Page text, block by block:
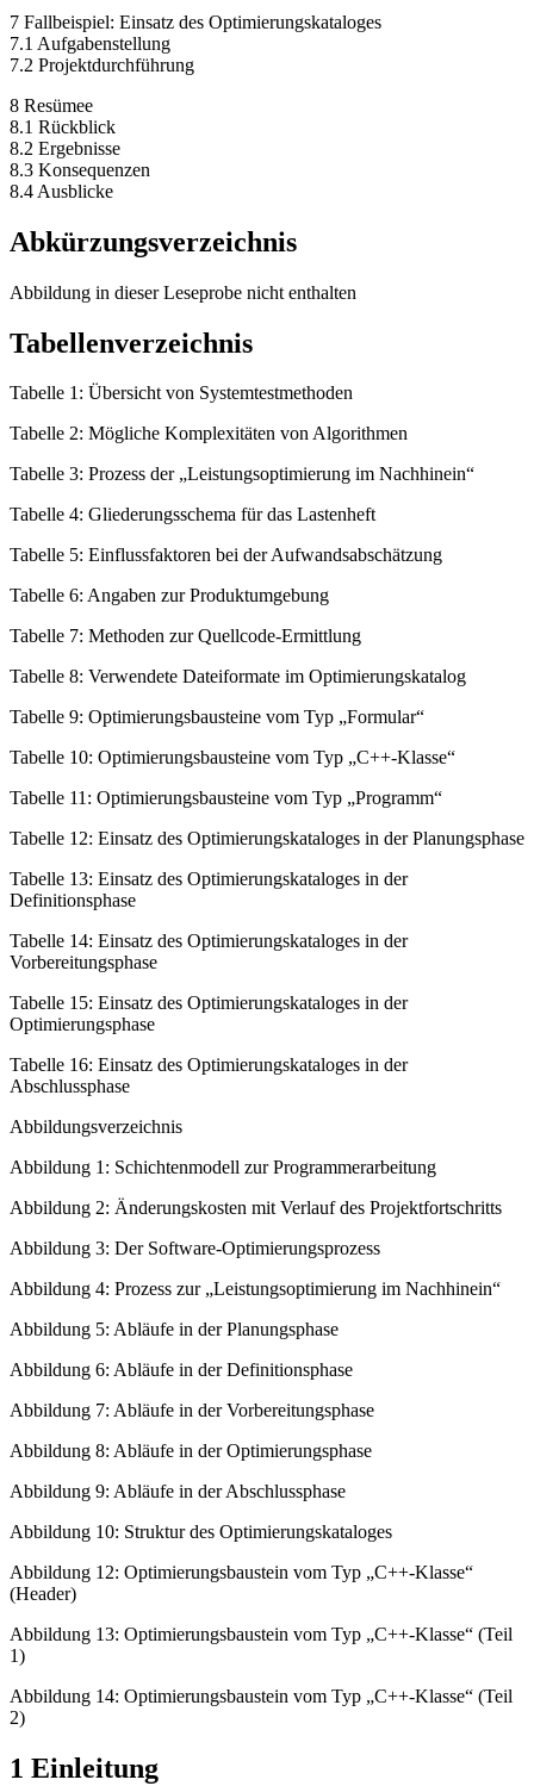
7 Fallbeispiel: Einsatz des Optimierungskataloges
7.1 Aufgabenstellung
7.2 Projektdurchführung
8 Resümee
8.1 Rückblick
8.2 Ergebnisse
8.3 Konsequenzen
8.4 Ausblicke
Abkürzungsverzeichnis
Abbildung in dieser Leseprobe nicht enthalten
Tabellenverzeichnis
Tabelle 1: Übersicht von Systemtestmethoden
Tabelle 2: Mögliche Komplexitäten von Algorithmen
Tabelle 3: Prozess der „Leistungsoptimierung im Nachhinein“
Tabelle 4: Gliederungsschema für das Lastenheft
Tabelle 5: Einflussfaktoren bei der Aufwandsabschätzung
Tabelle 6: Angaben zur Produktumgebung
Tabelle 7: Methoden zur Quellcode-Ermittlung
Tabelle 8: Verwendete Dateiformate im Optimierungskatalog
Tabelle 9: Optimierungsbausteine vom Typ „Formular“
Tabelle 10: Optimierungsbausteine vom Typ „C++-Klasse“
Tabelle 11: Optimierungsbausteine vom Typ „Programm“
Tabelle 12: Einsatz des Optimierungskataloges in der Planungsphase
Tabelle 13: Einsatz des Optimierungskataloges in der
Definitionsphase
Tabelle 14: Einsatz des Optimierungskataloges in der
Vorbereitungsphase
Tabelle 15: Einsatz des Optimierungskataloges in der
Optimierungsphase
Tabelle 16: Einsatz des Optimierungskataloges in der
Abschlussphase
Abbildungsverzeichnis
Abbildung 1: Schichtenmodell zur Programmerarbeitung
Abbildung 2: Änderungskosten mit Verlauf des Projektfortschritts
Abbildung 3: Der Software-Optimierungsprozess
Abbildung 4: Prozess zur „Leistungsoptimierung im Nachhinein“
Abbildung 5: Abläufe in der Planungsphase
Abbildung 6: Abläufe in der Definitionsphase
Abbildung 7: Abläufe in der Vorbereitungsphase
Abbildung 8: Abläufe in der Optimierungsphase
Abbildung 9: Abläufe in der Abschlussphase
Abbildung 10: Struktur des Optimierungskataloges
Abbildung 12: Optimierungsbaustein vom Typ „C++-Klasse“
(Header)
Abbildung 13: Optimierungsbaustein vom Typ „C++-Klasse“ (Teil
1)
Abbildung 14: Optimierungsbaustein vom Typ „C++-Klasse“ (Teil
2)
1 Einleitung